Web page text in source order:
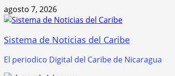
Saltar
al
agosto 7, 2026
Sistema de Noticias del Caribe
El periodico Digital del Caribe de Nicaragua